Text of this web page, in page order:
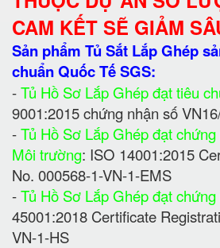
CAM KẾT SẼ GIẢM
Sản phẩm Tủ Sắt Lắp Ghép
chuẩn Quốc Tế SGS:
-Tủ Hồ Sơ Lắp Ghép đạt tiêu
9001:2015 chứng nhận số
-Tủ Hồ Sơ Lắp Ghép đạt
Môi trường: ISO 14001:2015
No. 000568-1-VN-1-EMS
-Tủ Hồ Sơ Lắp Ghép đạt
45001:2018 Certificate
VN-1-HS